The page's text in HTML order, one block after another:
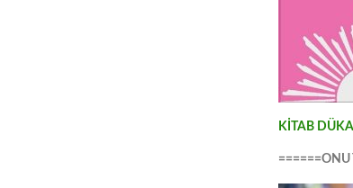
KİTAB